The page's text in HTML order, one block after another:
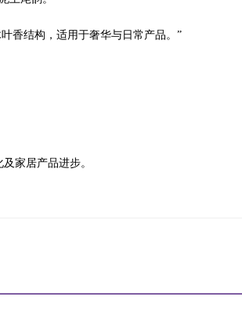
香结构，适用于奢华与日常产品。”
家居产品进步。